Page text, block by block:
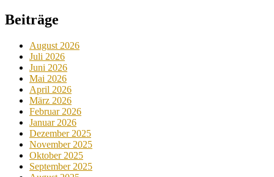
Beiträge
August 2026
Juli 2026
Juni 2026
Mai 2026
April 2026
März 2026
Februar 2026
Januar 2026
Dezember 2025
November 2025
Oktober 2025
September 2025